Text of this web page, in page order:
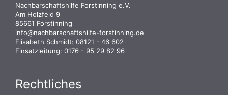
Nachbarschaftshilfe Forstinning e.V.
Am Holzfeld 9
85661 Forstinning
info@nachbarschaftshilfe-forstinning.de
Elisabeth Schmidt: 08121 - 46 602
Einsatzleitung: 0176 - 95 29 82 96
Rechtliches